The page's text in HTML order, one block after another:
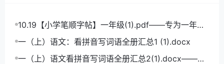
10.19【小学笔顺字帖】一年级(1).pdf——专为一年级
学生打造的笔顺练习宝典
一（上）语文：看拼音写词语全册汇总1 (1).docx
一（上）语文看拼音写词语全册汇总2(1).docx——小